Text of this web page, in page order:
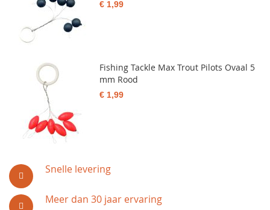
Snelle levering
Meer dan 30 jaar ervaring
€ 1,99
Fishing Tackle Max Trout Pilots Ovaal 5
mm Rood
€ 1,99